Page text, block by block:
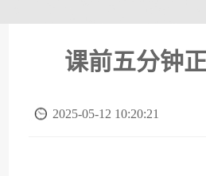
课前五分钟
2025-05-12 10:20:21